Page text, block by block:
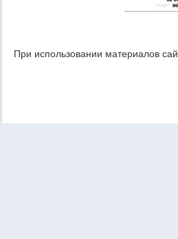
При использовании материалов